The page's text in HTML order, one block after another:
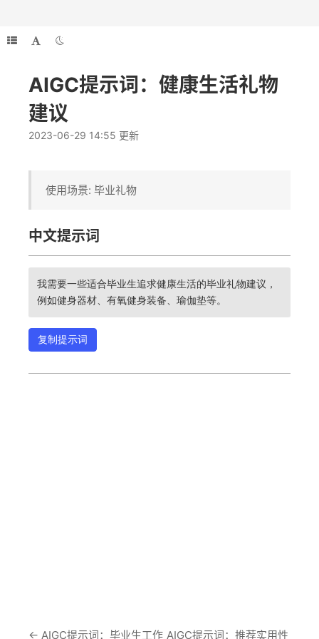
AIGC提示词：健康生活礼物
建议
2023-06-29 14:55 更新
使用场景: 毕业礼物
中文提示词
我需要一些适合毕业生追求健康生活的毕业礼物建议，
例如健身器材、有氧健身装备、瑜伽垫等。
复制提示词
← AIGC提示词：毕业生工作 AIGC提示词：推荐实用性